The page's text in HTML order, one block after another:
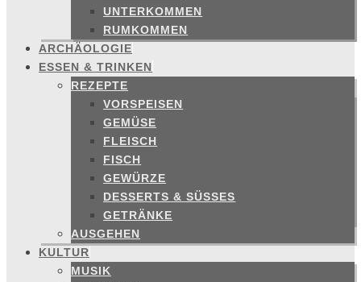
UNTERKOMMEN
RUMKOMMEN
ARCHÄOLOGIE
ESSEN & TRINKEN
REZEPTE
VORSPEISEN
GEMÜSE
FLEISCH
FISCH
GEWÜRZE
DESSERTS & SÜSSES
GETRÄNKE
AUSGEHEN
KULTUR
MUSIK